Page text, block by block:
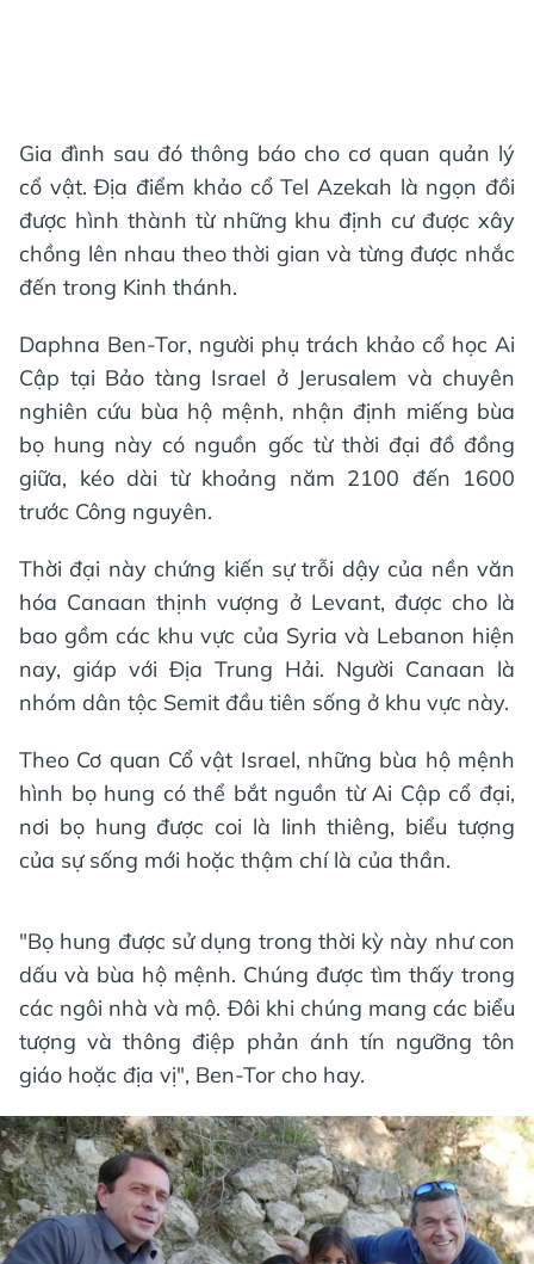
Gia đình sau đó thông báo cho cơ quan quản lý
cổ vật. Địa điểm khảo cổ Tel Azekah là ngọn đồi
được hình thành từ những khu định cư được xây
chồng lên nhau theo thời gian và từng được nhắc
đến trong Kinh thánh.
Daphna Ben-Tor, người phụ trách khảo cổ học Ai
Cập tại Bảo tàng Israel ở Jerusalem và chuyên
nghiên cứu bùa hộ mệnh, nhận định miếng bùa
bọ hung này có nguồn gốc từ thời đại đồ đồng
giữa, kéo dài từ khoảng năm 2100 đến 1600
trước Công nguyên.
Thời đại này chứng kiến sự trỗi dậy của nền văn
hóa Canaan thịnh vượng ở Levant, được cho là
bao gồm các khu vực của Syria và Lebanon hiện
nay, giáp với Địa Trung Hải. Người Canaan là
nhóm dân tộc Semit đầu tiên sống ở khu vực này.
Theo Cơ quan Cổ vật Israel, những bùa hộ mệnh
hình bọ hung có thể bắt nguồn từ Ai Cập cổ đại,
nơi bọ hung được coi là linh thiêng, biểu tượng
của sự sống mới hoặc thậm chí là của thần.
"Bọ hung được sử dụng trong thời kỳ này như con
dấu và bùa hộ mệnh. Chúng được tìm thấy trong
các ngôi nhà và mộ. Đôi khi chúng mang các biểu
tượng và thông điệp phản ánh tín ngưỡng tôn
giáo hoặc địa vị", Ben-Tor cho hay.